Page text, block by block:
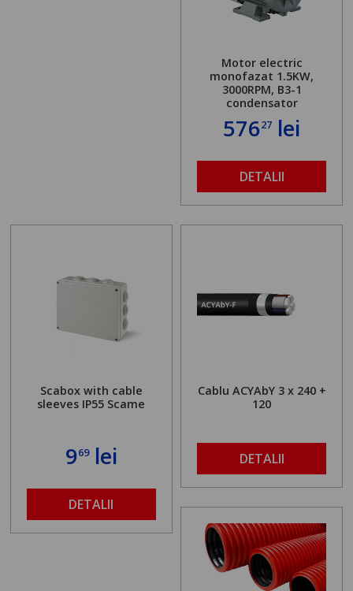
Motor electric
monofazat 1.5KW,
3000RPM, B3-1
condensator
57627 lei
DETALII
Scabox with cable
sleeves IP55 Scame
969lei
DETALII
Cablu ACYAbY 3 x 240 +
120
DETALII